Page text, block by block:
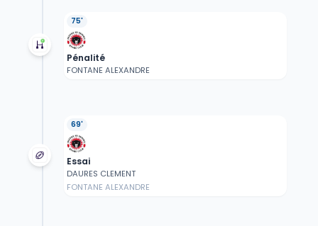
75'
Pénalité
FONTANE ALEXANDRE
69'
Essai
DAURES CLEMENT
FONTANE ALEXANDRE